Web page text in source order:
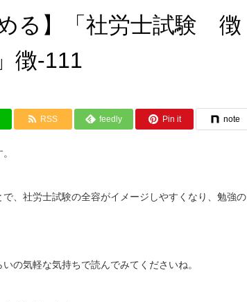
る】「社労士試験 徴
徴-111
RSS feedly Pin it note
、社労士試験の全容がイメージしやすくなり、勉強の
の気軽な気持ちで読んでみてくださいね。